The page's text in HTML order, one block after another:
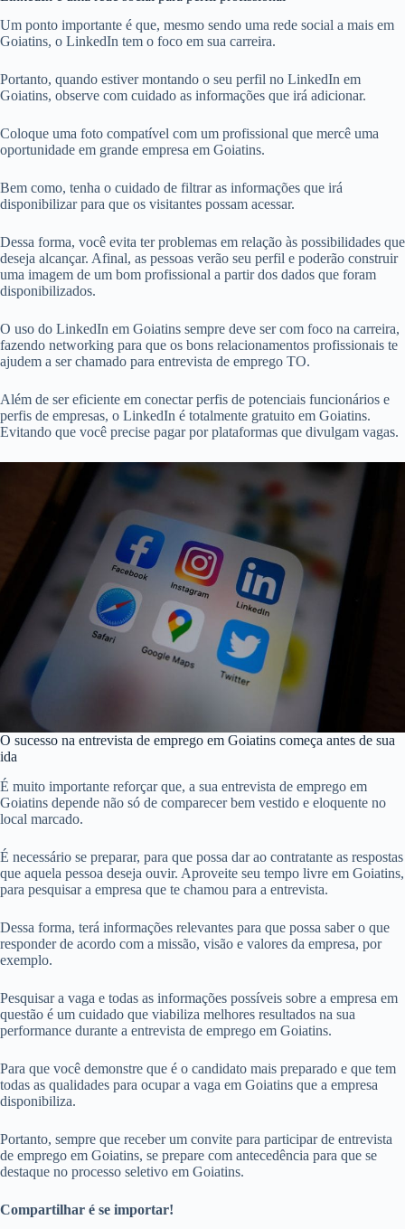
Um ponto importante é que, mesmo sendo uma rede social a mais em
Goiatins, o LinkedIn tem o foco em sua carreira.
Portanto, quando estiver montando o seu perfil no LinkedIn em
Goiatins, observe com cuidado as informações que irá adicionar.
Coloque uma foto compatível com um profissional que mercê uma
oportunidade em grande empresa em Goiatins.
Bem como, tenha o cuidado de filtrar as informações que irá
disponibilizar para que os visitantes possam acessar.
Dessa forma, você evita ter problemas em relação às possibilidades que
deseja alcançar. Afinal, as pessoas verão seu perfil e poderão construir
uma imagem de um bom profissional a partir dos dados que foram
disponibilizados.
O uso do LinkedIn em Goiatins sempre deve ser com foco na carreira,
fazendo networking para que os bons relacionamentos profissionais te
ajudem a ser chamado para entrevista de emprego TO.
Além de ser eficiente em conectar perfis de potenciais funcionários e
perfis de empresas, o LinkedIn é totalmente gratuito em Goiatins.
Evitando que você precise pagar por plataformas que divulgam vagas.
O sucesso na entrevista de emprego em Goiatins começa antes de sua
ida
É muito importante reforçar que, a sua entrevista de emprego em
Goiatins depende não só de comparecer bem vestido e eloquente no
local marcado.
É necessário se preparar, para que possa dar ao contratante as respostas
que aquela pessoa deseja ouvir. Aproveite seu tempo livre em Goiatins,
para pesquisar a empresa que te chamou para a entrevista.
Dessa forma, terá informações relevantes para que possa saber o que
responder de acordo com a missão, visão e valores da empresa, por
exemplo.
Pesquisar a vaga e todas as informações possíveis sobre a empresa em
questão é um cuidado que viabiliza melhores resultados na sua
performance durante a entrevista de emprego em Goiatins.
Para que você demonstre que é o candidato mais preparado e que tem
todas as qualidades para ocupar a vaga em Goiatins que a empresa
disponibiliza.
Portanto, sempre que receber um convite para participar de entrevista
de emprego em Goiatins, se prepare com antecedência para que se
destaque no processo seletivo em Goiatins.
Compartilhar é se importar!